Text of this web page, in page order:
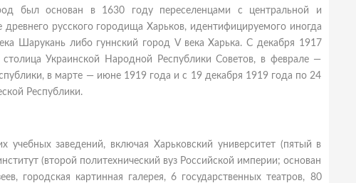
был основан в 1630 году переселенцами с центральной и
русского городища Харьков, идентифицируемого иногда
Шарукань либо гуннский город V века Харька. С декабря 1917
Украинской Народной Республики Советов, в феврале —
в марте — июне 1919 года и с 19 декабря 1919 года по 24
Республики.
учебных заведений, включая Харьковский университет (пятый в
(второй политехнический вуз Российской империи; основан
городская картинная галерея, 6 государственных театров, 80